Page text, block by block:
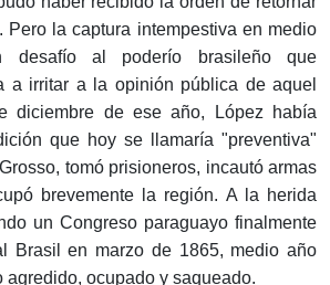
Pero la captura intempestiva en medio
al poderío brasileño que
a irritar a la opinión pública de aquel
diciembre de ese año, López había
que hoy se llamaría "preventiva"
tomó prisioneros, incautó armas
brevemente la región. A la herida
un Congreso paraguayo finalmente
Brasil en marzo de 1865, medio año
agredido, ocupado y saqueado.